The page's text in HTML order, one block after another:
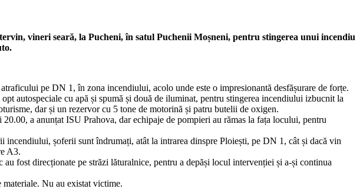
vineri seară, la Pucheni, în satul Puchenii Moșneni, pentru stingerea unui incendiu
pe DN 1, în zona incendiului, acolo unde este o impresionantă desfășurare de forțe.
autospeciale cu apă și spumă și două de iluminat, pentru stingerea incendiului izbucnit la
dar și un rezervor cu 5 tone de motorină și patru butelii de oxigen.
a anunțat ISU Prahova, dar echipaje de pompieri au rămas la fața locului, pentru
incendiului, șoferii sunt îndrumați, atât la intrarea dinspre Ploiești, pe DN 1, cât și dacă vin
A3.
fost direcționate pe străzi lăturalnice, pentru a depăși locul intervenției și a-și continua
Nu au existat victime.